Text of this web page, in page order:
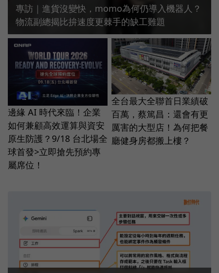
專訪｜進貨沒變快，momo為何仍導入機器人？
物流副總揭比拚速度更棘手的缺工難題
邊緣 AI 時代來臨！企業
如何兼顧高效運算與資安
原生防護？9/18 台北場全
球首發>立即搶先預約專
屬席位！
全台最大全聯首日業績破
百萬，蔡篤昌：還會有更
厲害的大型店！為何把餐
廳健身房都搬上樓？